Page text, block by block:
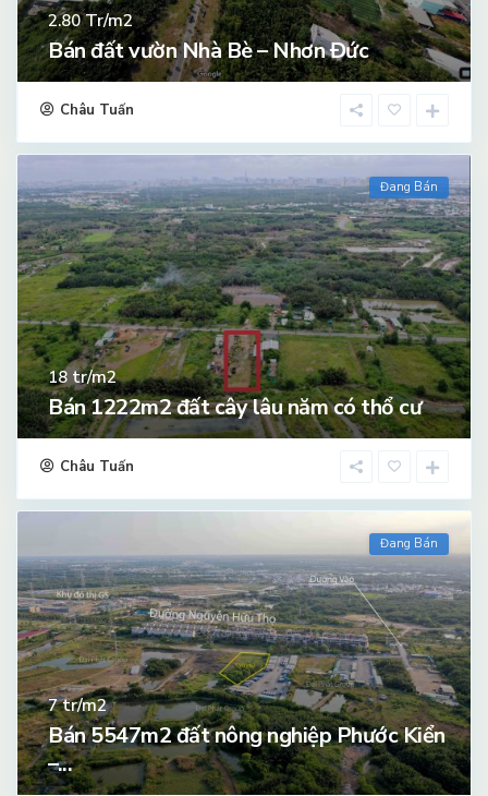
2.80Tr/m2
Bán đất vườn Nhà Bè – Nhơn Đức
Châu Tuấn
Đang Bán
18 tr/m2
Bán 1222m2 đất cây lâu năm có thổ cư
Châu Tuấn
Đang Bán
7tr/m2
Bán 5547m2 đất nông nghiệp Phước Kiển
–...